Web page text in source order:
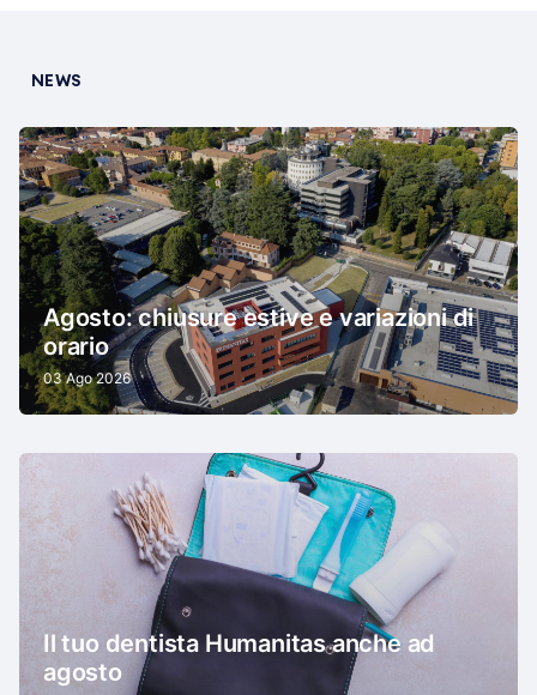
NEWS
Agosto: chiusure estive e variazioni di
orario
03 Ago 2026
Il tuo dentista Humanitas anche ad
agosto